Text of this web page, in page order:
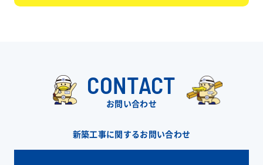
CONTACT
お問い合わせ
新築工事に関するお問い合わせ